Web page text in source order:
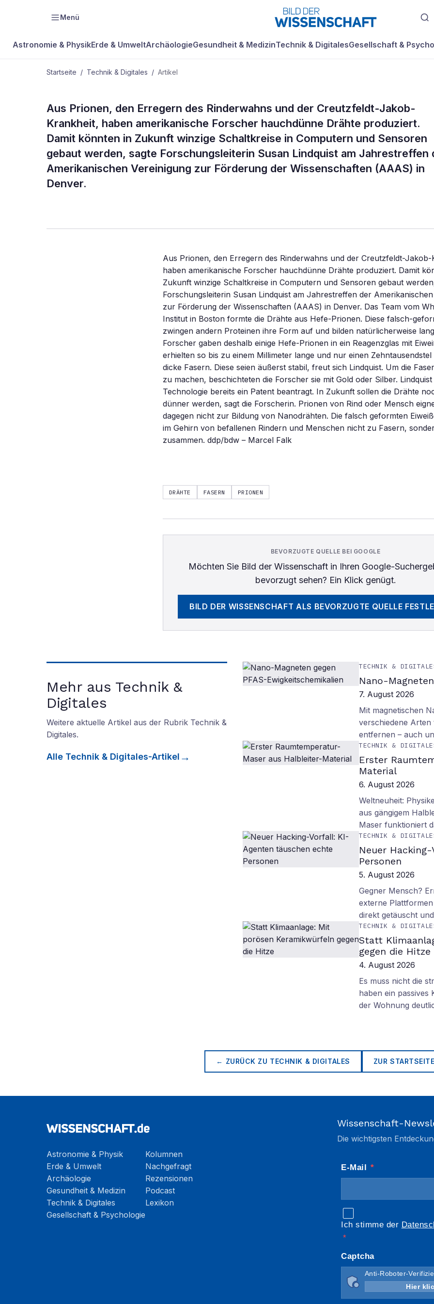
Menü
Astronomie & PhysikErde & UmweltArchäologieGesundheit & MedizinTechnik & DigitalesGesellschaft &
Startseite / Technik & Digitales / Artikel
TECHNIK & DIGITALES
Hauchfeine Drähte aus
Prionen
Aus Prionen, den Erregern des Rinderwahns und der Creutzfeldt-Jakob-
Krankheit, haben amerikanische Forscher hauchdünne Drähte produziert.
Damit könnten in Zukunft winzige Schaltkreise in Computern und Sensoren
gebaut werden, sagte Forschungsleiterin Susan Lindquist am Jahrestreffen
Amerikanischen Vereinigung zur Förderung der Wissenschaften (AAAS) in
Denver.
Aus Prionen, den Erregern des Rinderwahns und der Creutzfeldt-Jakob-
haben amerikanische Forscher hauchdünne Drähte produziert. Damit
Zukunft winzige Schaltkreise in Computern und Sensoren gebaut
Forschungsleiterin Susan Lindquist am Jahrestreffen der
zur Förderung der Wissenschaften (AAAS) in Denver. Das Team vom
Institut in Boston formte die Drähte aus Hefe-Prionen. Diese falsch-
zwingen andern Proteinen ihre Form auf und bilden natürlicherweise
Forscher gaben deshalb einige Hefe-Prionen in ein Reagenzglas mit
erhielten so bis zu einem Millimeter lange und nur einen Zehntausendstel
dicke Fasern. Diese seien äußerst stabil, freut sich Lindquist. Um die
zu machen, beschichteten die Forscher sie mit Gold oder Silber.
Technologie bereits ein Patent beantragt. In Zukunft sollen die Drähte
dünner werden, sagt die Forscherin. Prionen von Rind oder Mensch
dagegen nicht zur Bildung von Nanodrähten. Die falsch geformten
im Gehirn von befallenen Rindern und Menschen nicht zu Fasern,
zusammen. ddp/bdw – Marcel Falk
DRÄHTE FASERN PRIONEN
BEVORZUGTE QUELLE BEI GOOGLE
Möchten Sie Bild der Wissenschaftin Ihren Google-
bevorzugt sehen? Ein Klick genügt.
BILD DER WISSENSCHAFT ALS BEVORZUGTE QUELLE
Mehr aus Technik &
Digitales
Weitere aktuelle Artikel aus der Rubrik Technik &
Digitales.
Alle Technik & Digitales-Artikel
TECHNIK &
Nano-
7. August 2026
Mit magnetischen
verschiedene Arten
entfernen – auch
TECHNIK &
Erster
Material
6. August 2026
Weltneuheit:
aus gängigem
Maser funktioniert
TECHNIK &
Neuer
Personen
5. August 2026
Gegner Mensch?
externe
direkt getäuscht
TECHNIK &
Statt
gegen die Hitze
4. August 2026
Es muss nicht die
haben ein passives
der Wohnung
← ZURÜCK ZU TECHNIK & DIGITALES ZUR STARTSEITE
Astronomie & Physik
Erde & Umwelt
Archäologie
Gesundheit & Medizin
Technik & Digitales
Gesellschaft & Psychologie
Kolumnen
Nachgefragt
Rezensionen
Podcast
Lexikon
Wissenschaft-
Die wichtigsten